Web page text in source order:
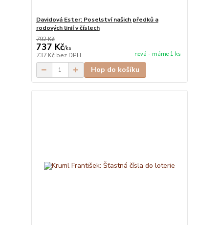
Davidová Ester: Poselství našich předků a
rodových linií v číslech
792 Kč
737 Kč/ks
737 Kč bez DPH nová - máme 1 ks
Hop do košíku